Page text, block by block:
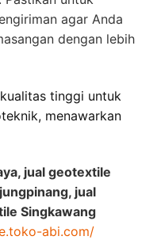
agar Anda
dengan lebih
tinggi untuk
menawarkan
jual geotextile
jual
Singkawang
abi.com/